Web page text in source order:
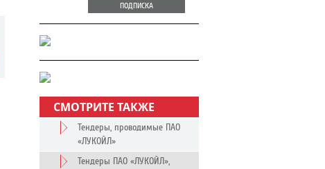
ПОДПИСКА
СМОТРИТЕ ТАКЖЕ
Тендеры, проводимые ПАО
«ЛУКОЙЛ»
Тендеры ПАО «ЛУКОЙЛ»,